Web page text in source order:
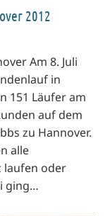
2012
Am 8. Juli
in
151 Läufer am
auf dem
zu Hannover.
alle
laufen oder
ging…